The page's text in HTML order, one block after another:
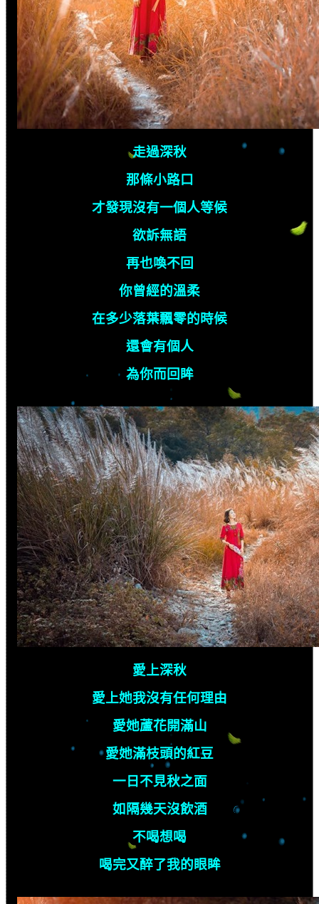
走過深秋
那條小路口
才發現沒有一個人等候
欲訴無語
再也喚不回
你曾經的溫柔
在多少落葉飄零的時候
還會有個人
為你而回眸
愛上深秋
愛上她我沒有任何理由
愛她蘆花開滿山
愛她滿枝頭的紅豆
一日不見秋之面
如隔幾天沒飲酒
不喝想喝
喝完又醉了我的眼眸